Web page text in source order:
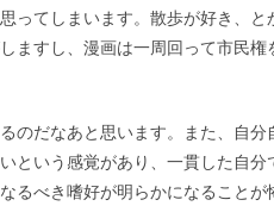
ってしまいます。散歩が好き、
ますし、漫画は一周回って市民
のだなあと思います。また、自
いう感覚があり、一貫した自分
るべき嗜好が明らかになることが